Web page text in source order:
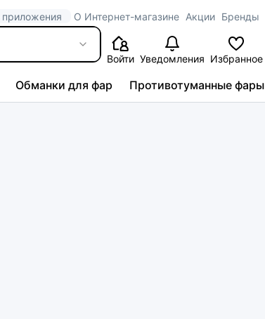
О Интернет-магазине Акции Бренды
Войти Уведомления Избранное
Обманки для фар Противотуманные фары